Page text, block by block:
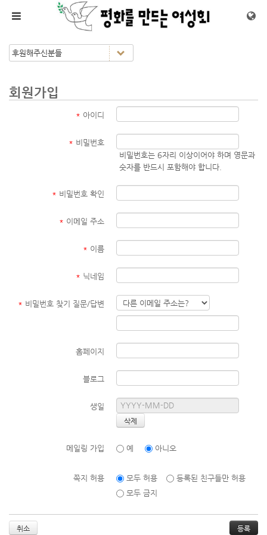
회원가입
* 아이디
* 비밀번호
비밀번호는 6자리 이상이어야 하며 영문과
숫자를 반드시 포함해야 합니다.
* 비밀번호 확인
* 이메일 주소
* 이름
* 닉네임
* 비밀번호 찾기 질문/답변
홈페이지
블로그
생일
메일링 가입 예 아니오
쪽지 허용 모두 허용
등록된 친구들만 허용
모두 금지
취소